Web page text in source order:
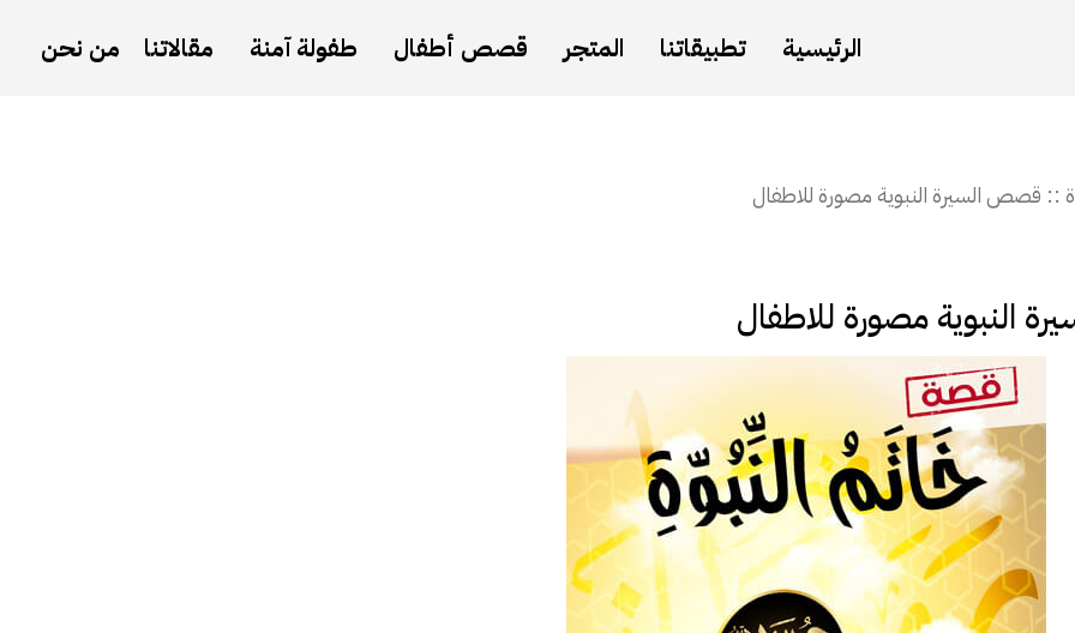
الرئيسية تطبيقاتنا المتجر قصص أطفال طفولة آمنة مقالاتنا من نحن
:: قصص السيرة النبوية مصورة للاطفال
النبوية مصورة للاطفال